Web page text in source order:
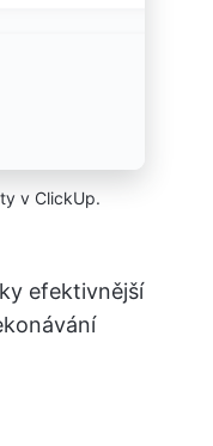
v ClickUp.
efektivnější